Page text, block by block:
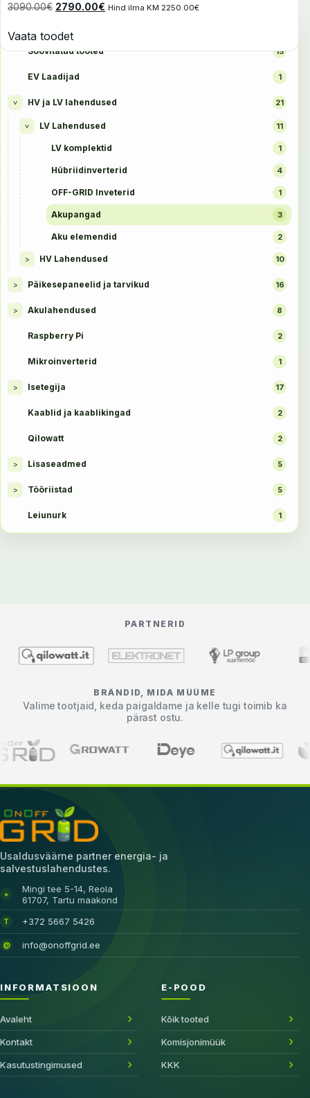
Soovitatud tooted 15
EV Laadijad 1
> HV ja LV lahendused 21
> LV Lahendused 11
LV komplektid 1
Hübriidinverterid 4
OFF-GRID Inveterid 1
Akupangad 3
Aku elemendid 2
> HV Lahendused 10
> Päikesepaneelid ja tarvikud 16
> Akulahendused 8
Raspberry Pi 2
Mikroinverterid 1
> Isetegija 17
Kaablid ja kaablikingad 2
Qilowatt 2
> Lisaseadmed 5
> Tööriistad 5
Leiunurk 1
3090.00€ Algne hind oli: 3090.00€.
2790.00€ Praegune hind on: 2790.00€.
Hind ilma KM 2250.00€
Vaata toodet
PARTNERID
BRÄNDID, MIDA MÜÜME
Valime tootjaid, keda paigaldame ja kelle tugi toimib ka
pärast ostu.
Usaldusväärne partner energia- ja
salvestuslahendustes.
⌖
Mingi tee 5-14, Reola
61707, Tartu maakond
T +372 5667 5426
@ info@onoffgrid.ee
INFORMATSIOON
Avaleht
Kontakt
Kasutustingimused
E-POOD
Kõik tooted
Komisjonimüük
KKK